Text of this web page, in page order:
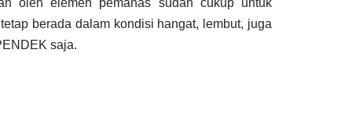
oleh elemen pemanas sudah cukup untuk
berada dalam kondisi hangat, lembut, juga
saja.